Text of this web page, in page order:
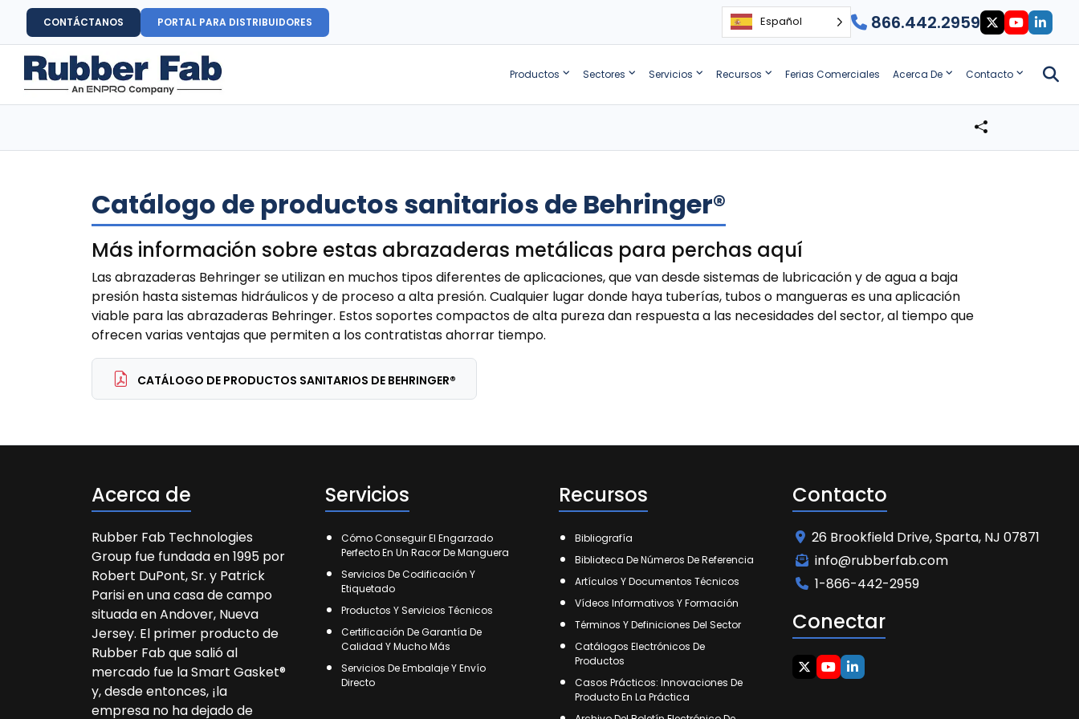
CONTÁCTANOS PORTAL PARA DISTRIBUIDORES Español 866.442.2959
Productos Sectores Servicios Recursos Ferias Comerciales Acerca De Contacto
Catálogo de productos sanitarios de Behringer®
Más información sobre estas abrazaderas metálicas para perchas aquí
Las abrazaderas Behringer se utilizan en muchos tipos diferentes de aplicaciones, que van desde sistemas de lubricación y de agua a baja
presión hasta sistemas hidráulicos y de proceso a alta presión. Cualquier lugar donde haya tuberías, tubos o mangueras es una aplicación
viable para las abrazaderas Behringer. Estos soportes compactos de alta pureza dan respuesta a las necesidades del sector, al tiempo que
ofrecen varias ventajas que permiten a los contratistas ahorrar tiempo.
CATÁLOGO DE PRODUCTOS SANITARIOS DE BEHRINGER®
Acerca de
Rubber Fab Technologies
Group fue fundada en 1995 por
Robert DuPont, Sr. y Patrick
Parisi en una casa de campo
situada en Andover, Nueva
Jersey. El primer producto de
Rubber Fab que salió al
mercado fue la Smart Gasket®
y, desde entonces, ¡la
empresa no ha dejado de
Servicios
Cómo Conseguir El Engarzado
Perfecto En Un Racor De Manguera
Servicios De Codificación Y
Etiquetado
Productos Y Servicios Técnicos
Certificación De Garantía De
Calidad Y Mucho Más
Servicios De Embalaje Y Envío
Directo
Recursos
Bibliografía
Biblioteca De Números De Referencia
Artículos Y Documentos Técnicos
Vídeos Informativos Y Formación
Términos Y Definiciones Del Sector
Catálogos Electrónicos De
Productos
Casos Prácticos: Innovaciones De
Producto En La Práctica
Contacto
26 Brookfield Drive, Sparta, NJ 07871
info@rubberfab.com
1-866-442-2959
Conectar